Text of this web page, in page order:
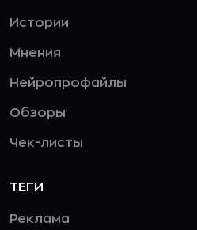
Истории
Мнения
Нейропрофайлы
Обзоры
Чек-листы
ТЕГИ
Реклама